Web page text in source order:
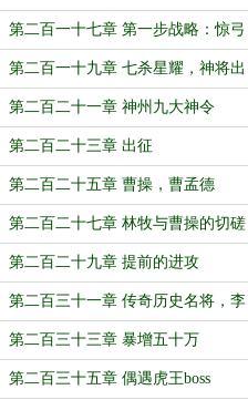
第二百一十七章 第一步战略：惊弓
之鸟！
第二百一十九章 七杀星耀，神将出
世
第二百二十一章 神州九大神令
第二百二十三章 出征
第二百二十五章 曹操，曹孟德
第二百二十七章 林牧与曹操的切磋
第二百二十九章 提前的进攻
第二百三十一章 传奇历史名将，李
典
第二百三十三章 暴增五十万
第二百三十五章 偶遇虎王boss